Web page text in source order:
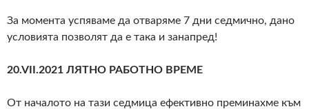
За момента успяваме да отваряме 7 дни седмично, дано
условията позволят да е така и занапред!
20.VII.2021 ЛЯТНО РАБОТНО ВРЕМЕ
От началото на тази седмица ефективно преминахме към